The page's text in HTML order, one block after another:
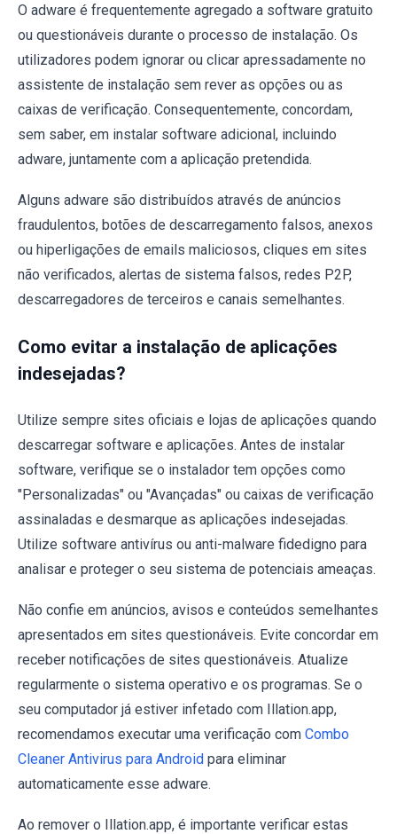
O adware é frequentemente agregado a software gratuito
ou questionáveis durante o processo de instalação. Os
utilizadores podem ignorar ou clicar apressadamente no
assistente de instalação sem rever as opções ou as
caixas de verificação. Consequentemente, concordam,
sem saber, em instalar software adicional, incluindo
adware, juntamente com a aplicação pretendida.
Alguns adware são distribuídos através de anúncios
fraudulentos, botões de descarregamento falsos, anexos
ou hiperligações de emails maliciosos, cliques em sites
não verificados, alertas de sistema falsos, redes P2P,
descarregadores de terceiros e canais semelhantes.
Como evitar a instalação de aplicações
indesejadas?
Utilize sempre sites oficiais e lojas de aplicações quando
descarregar software e aplicações. Antes de instalar
software, verifique se o instalador tem opções como
"Personalizadas" ou "Avançadas" ou caixas de verificação
assinaladas e desmarque as aplicações indesejadas.
Utilize software antivírus ou anti-malware fidedigno para
analisar e proteger o seu sistema de potenciais ameaças.
Não confie em anúncios, avisos e conteúdos semelhantes
apresentados em sites questionáveis. Evite concordar em
receber notificações de sites questionáveis. Atualize
regularmente o sistema operativo e os programas. Se o
seu computador já estiver infetado com Illation.app,
recomendamos executar uma verificação com Combo
Cleaner Antivirus para Android para eliminar
automaticamente esse adware.
Ao remover o Illation.app, é importante verificar estas